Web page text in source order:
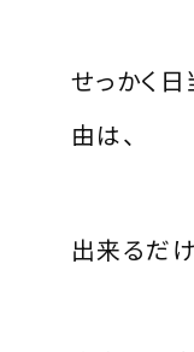
せっかく
由は、
出来るだ